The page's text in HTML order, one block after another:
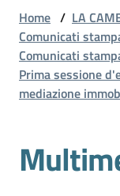
La
Camera
Gestire
Home / LA
Comunicati
Comunicati
Prima sessione
mediazione